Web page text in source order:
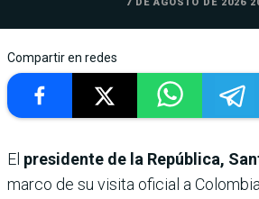
7 DE AGOSTO DE 2026
Compartir en redes
El presidente de la República,
marco de su visita oficial a